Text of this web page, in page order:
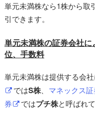
単元未満株なら1株から取
引できます。
単元未満株の証券会社
位、手数料
単元未満株は提供する会
ではS株、 マネックス証
券
ではプチ株と呼ばれて